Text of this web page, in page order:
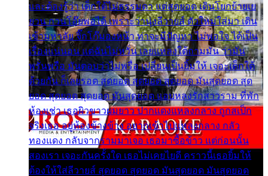
และต้องรู้ว่า เด็กใต้ไม่ธรรมดา แต่สุดยอด เดินโยกย้ายเย
ยวน กวนโอ๊ยพอได้ เพราะว่านุ่งลีวายส์ ตัวใหม่ใส่มา เดิน
เข้ามหาลัย จิ๊กโก๊มองหน้า ท่าจะมีปัญหา ไม่พอใจ ได้เป็น
เรื่องแน่นอน แต่ฉันไม่หวั่น เลยแหลงใต้ถามมัน ว่ามัน
พรั่นพรือ มันตอบว่าไม่พรื่อ เปลี่ยนเป็นยิ้มให้ เจอะเด็กใต้
ด้วยกัน ก็เลยรอด สุดยอด สุดยอด สุดยอด มันสุดยอด สุด
ยอด สุดยอด สุดยอด มันสุดยอด แอบหลงรักสาวราม ที่พัก
ห้องเช่า เธอผิวขาวผมยาว ปากแดงแหลงกลาง ถูกสเป็ก
จริงเธอ อยู่ห้องข้างข้าง อยากเข้าไปแหลงกลาง กลัว
ทองแดง กลับจากรามมาเจอ เธอมาซื้อข้าว แต่ก่อนนั้น
สองเรา เจอะกันครั้งใด เธอไม่เคยไยดี คราวนี้เธอยิ้มให้
ต้องให้ใส่ลีวายส์ สุดยอด สุดยอด มันสุดยอด มันสุดยอด